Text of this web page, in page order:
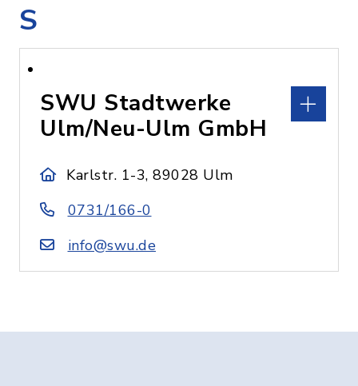
S
SWU Stadtwerke
Ulm/Neu-Ulm GmbH
Karlstr. 1-3, 89028 Ulm
0731/166-0
info@swu.de